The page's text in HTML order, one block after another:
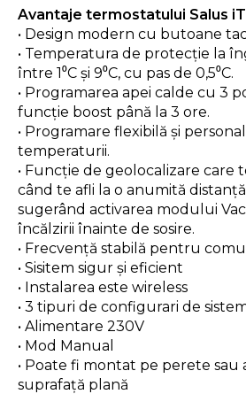
Avantaje termostatului Salus
• Design modern cu butoane
• Temperatura de protecție la
între 1⁰C și 9⁰C, cu pas de 0,5⁰C.
• Programarea apei calde cu 3
funcție boost până la 3 ore.
• Programare flexibilă și
temperaturii.
• Funcție de geolocalizare care
când te afli la o anumită
sugerând activarea modului
încălzirii înainte de sosire.
• Frecvență stabilă pentru
• Sisitem sigur și eficient
• Instalarea este wireless
• 3 tipuri de configurari de
• Alimentare 230V
• Mod Manual
• Poate fi montat pe perete sau
suprafață plană